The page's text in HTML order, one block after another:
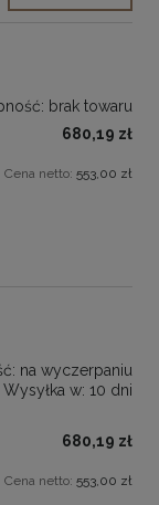
brak towaru
680,19 zł
Cena netto: 553,00 zł
na wyczerpaniu
Wysyłka w: 10 dni
680,19 zł
Cena netto: 553,00 zł